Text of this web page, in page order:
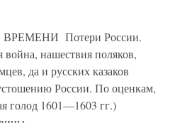
Потери России.
нашествия поляков,
да и русских казаков
России. По оценкам,
голод 1601—1603 гг.)